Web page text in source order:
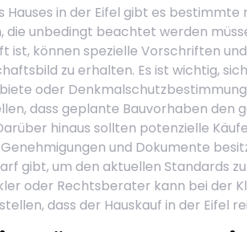
Hauses in der Eifel gibt es
die unbedingt beachtet werden
ist, können spezielle Vorschriften
zu erhalten. Es ist wichtig,
oder
dass geplante Bauvorhaben den
hinaus sollten potenzielle
und Dokumente
gibt, um den aktuellen Standards
oder Rechtsberater kann bei der
dass der Hauskauf in der Eifel